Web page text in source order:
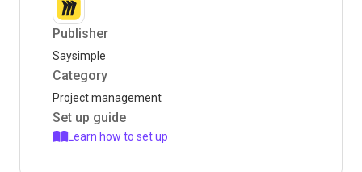
Publisher
Saysimple
Category
Project management
Set up guide
Learn how to set up